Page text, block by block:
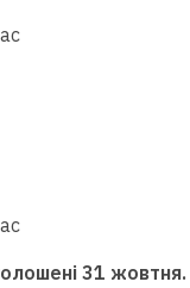
31 жовтня.